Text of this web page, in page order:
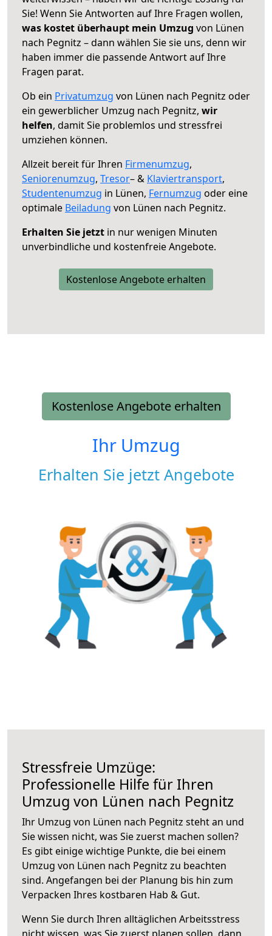
Sie! Wenn Sie Antworten auf Ihre Fragen wollen,
was kostet überhaupt mein Umzug von Lünen
nach Pegnitz – dann wählen Sie sie uns, denn wir
haben immer die passende Antwort auf Ihre
Fragen parat.
Ob ein Privatumzug von Lünen nach Pegnitz oder
ein gewerblicher Umzug nach Pegnitz, wir
helfen, damit Sie problemlos und stressfrei
umziehen können.
Allzeit bereit für Ihren Firmenumzug,
Seniorenumzug, Tresor– & Klaviertransport,
Studentenumzug in Lünen, Fernumzug oder eine
optimale Beiladung von Lünen nach Pegnitz.
Erhalten Sie jetzt in nur wenigen Minuten
unverbindliche und kostenfreie Angebote.
Kostenlose Angebote erhalten
Kostenlose Angebote erhalten
Ihr Umzug
Erhalten Sie jetzt Angebote
Stressfreie Umzüge:
Professionelle Hilfe für Ihren
Umzug von Lünen nach Pegnitz
Ihr Umzug von Lünen nach Pegnitz steht an und
Sie wissen nicht, was Sie zuerst machen sollen?
Es gibt einige wichtige Punkte, die bei einem
Umzug von Lünen nach Pegnitz zu beachten
sind. Angefangen bei der Planung bis hin zum
Verpacken Ihres kostbaren Hab & Gut.
Wenn Sie durch Ihren alltäglichen Arbeitsstress